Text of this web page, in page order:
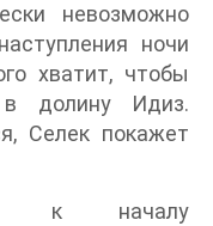
невозможно
ночи
хватит, чтобы
в долину Идиз.
Селек покажет
к началу